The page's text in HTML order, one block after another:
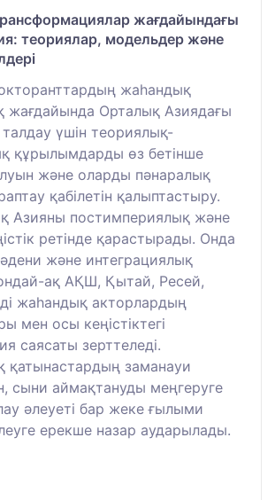
жағдайындағы
теориялар, модельдер және
жаһандық
жағдайында Орталық Азиядағы
талдау үшін теориялық-
құрылымдарды өз бетінше
және оларды пәнаралық
қабілетін қалыптастыру.
Азияны постимпериялық және
ретінде қарастырады. Онда
және интеграциялық
ақ АҚШ, Қытай, Ресей,
жаһандық акторлардың
мен осы кеңістіктегі
саясаты зерттеледі.
қатынастардың заманауи
сыни аймақтануды меңгеруге
әлеуеті бар жеке ғылыми
ерекше назар аударылады.